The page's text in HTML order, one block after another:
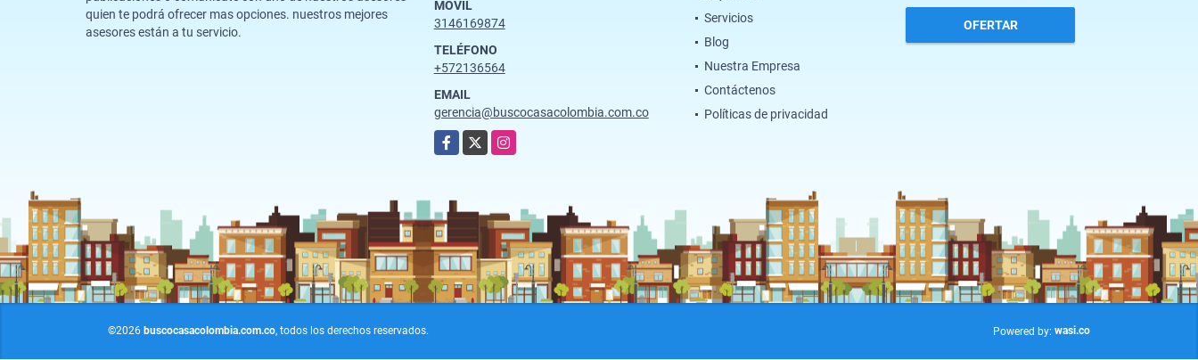
quien te podrá ofrecer mas opciones. nuestros mejores
asesores están a tu servicio.
MÓVIL
3146169874
TELÉFONO
+572136564
EMAIL
gerencia@buscocasacolombia.com.co
Facebook
X Instagram
Servicios
Blog
Nuestra Empresa
Contáctenos
Políticas de privacidad
OFERTAR
©2026 buscocasacolombia.com.co, todos los derechos reservados. Powered by: wasi.co